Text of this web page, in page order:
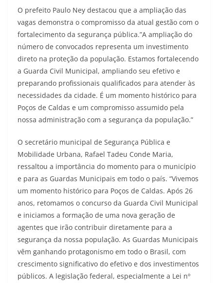
O prefeito Paulo Ney destacou que a ampliação das
vagas demonstra o compromisso da atual gestão com o
fortalecimento da segurança pública.”A ampliação do
número de convocados representa um investimento
direto na proteção da população. Estamos fortalecendo
a Guarda Civil Municipal, ampliando seu efetivo e
preparando profissionais qualificados para atender às
necessidades da cidade. É um momento histórico para
Poços de Caldas e um compromisso assumido pela
nossa administração com a segurança da população.”
O secretário municipal de Segurança Pública e
Mobilidade Urbana, Rafael Tadeu Conde Maria,
ressaltou a importância do momento para o município
e para as Guardas Municipais em todo o país. “Vivemos
um momento histórico para Poços de Caldas. Após 26
anos, retomamos o concurso da Guarda Civil Municipal
e iniciamos a formação de uma nova geração de
agentes que irão contribuir diretamente para a
segurança da nossa população. As Guardas Municipais
vêm ganhando protagonismo em todo o Brasil, com
crescimento significativo do efetivo e dos investimentos
públicos. A legislação federal, especialmente a Lei nº